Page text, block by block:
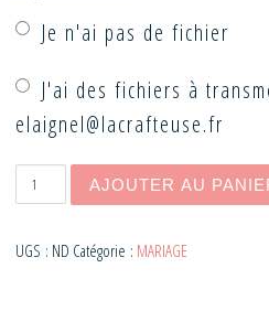
Je n'ai pas de fichier
J'ai des fichiers à
elaignel@lacrafteuse.fr
quantité de Invitation
AJOUTER AU
UGS : ND Catégorie : MARIAGE